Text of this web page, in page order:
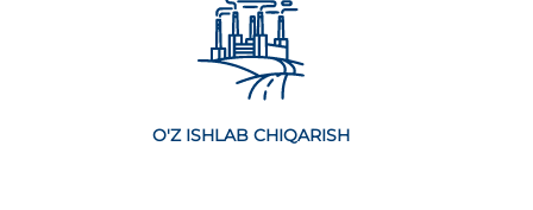
O'Z ISHLAB CHIQARISH